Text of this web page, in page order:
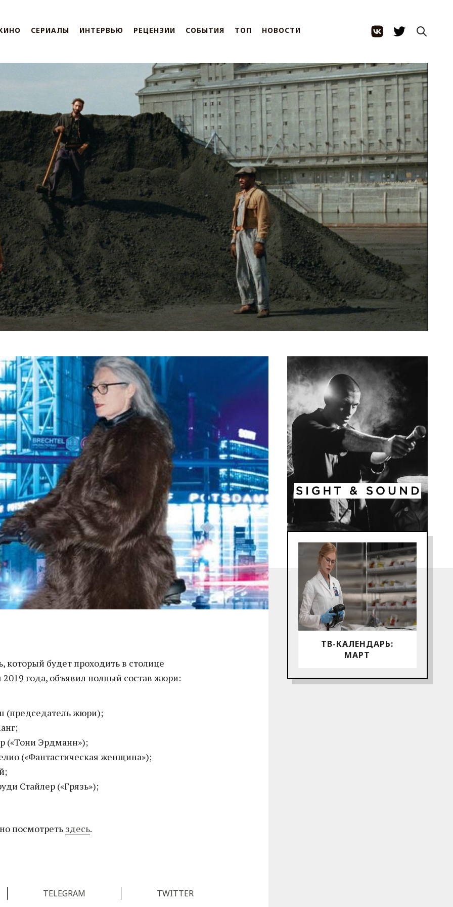
СЕРИАЛЫ ИНТЕРВЬЮ РЕЦЕНЗИИ СОБЫТИЯ ТОП НОВОСТИ
ТВ-КАЛЕНДАРЬ:
МАРТ
который будет проходить в столице
года, объявил полный состав жюри:
(председатель жюри);
(«Тони Эрдманн»);
(«Фантастическая женщина»);
Стайлер («Грязь»);
посмотреть здесь.
TELEGRAM TWITTER